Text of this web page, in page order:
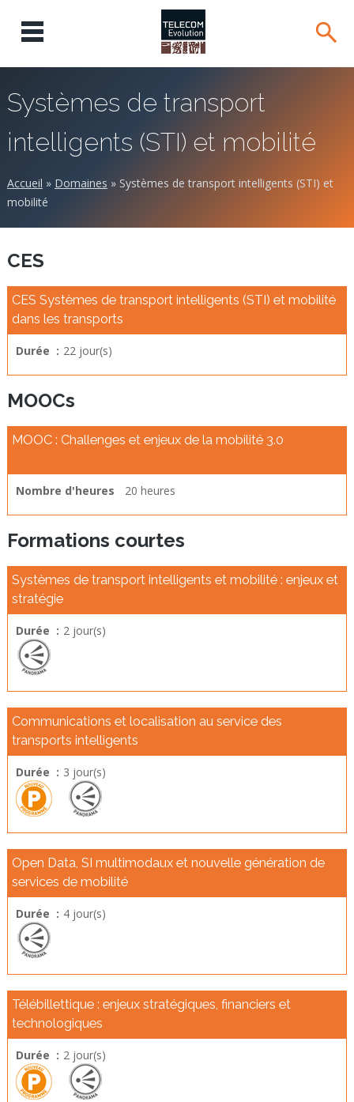
Systèmes de transport
intelligents (STI) et mobilité
Accueil » Domaines » Systèmes de transport intelligents (STI) et
mobilité
CES
CES Systèmes de transport intelligents (STI) et mobilité
dans les transports
Durée : 22 jour(s)
MOOCs
MOOC : Challenges et enjeux de la mobilité 3.0
Nombre d'heures 20 heures
Formations courtes
Systèmes de transport intelligents et mobilité : enjeux et
stratégie
Durée : 2 jour(s)
Communications et localisation au service des
transports intelligents
Durée : 3 jour(s)
Open Data, SI multimodaux et nouvelle génération de
services de mobilité
Durée : 4 jour(s)
Télébillettique : enjeux stratégiques, financiers et
technologiques
Durée : 2 jour(s)